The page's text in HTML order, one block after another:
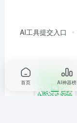
AI工具提交入口
首页 AI神器榜